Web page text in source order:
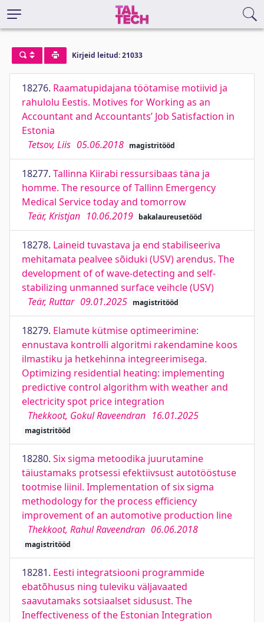
Kirjeid leitud: 21033
18276. Raamatupidajana töötamise motiivid ja
rahulolu Eestis. Motives for Working as an
Accountant and Accountants’ Job Satisfaction in
Estonia
Tetsov, Liis 05.06.2018 magistritööd
18277. Tallinna Kiirabi ressursibaas täna ja
homme. The resource of Tallinn Emergency
Medical Service today and tomorrow
Teär, Kristjan 10.06.2019 bakalaureusetööd
18278. Laineid tuvastava ja end stabiliseeriva
mehitamata pealvee sõiduki (USV) arendus. The
development of of wave-detecting and self-
stabilizing unmanned surface veihcle (USV)
Teär, Ruttar 09.01.2025 magistritööd
18279. Elamute kütmise optimeerimine:
ennustava kontrolli algoritmi rakendamine koos
ilmastiku ja hetkehinna integreerimisega.
Optimizing residential heating: implementing
predictive control algorithm with weather and
electricity spot price integration
Thekkoot, Gokul Raveendran 16.01.2025
magistritööd
18280. Six sigma metoodika juurutamine
täiustamaks protsessi efektiivsust autotööstuse
tootmise liinil. Implementation of six sigma
methodology for the process efficiency
improvement of an automotive production line
Thekkoot, Rahul Raveendran 06.06.2018
magistritööd
18281. Eesti integratsiooni programmide
ebatõhusus ning tuleviku väljavaated
saavutamaks sotsiaalset sidusust. The
Ineffectiveness of the Estonian Integration